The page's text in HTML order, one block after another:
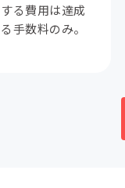
る費用は達成
手数料のみ。